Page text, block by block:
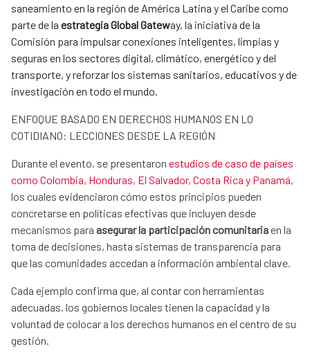
saneamiento en la región de América Latina y el Caribe como
parte de la estrategia Global Gateway, la iniciativa de la
Comisión para impulsar conexiones inteligentes, limpias y
seguras en los sectores digital, climático, energético y del
transporte, y reforzar los sistemas sanitarios, educativos y de
investigación en todo el mundo.
ENFOQUE BASADO EN DERECHOS HUMANOS EN LO
COTIDIANO: LECCIONES DESDE LA REGIÓN
Durante el evento, se presentaron estudios de caso de países
como Colombia, Honduras, El Salvador, Costa Rica y Panamá,
los cuales evidenciaron cómo estos principios pueden
concretarse en políticas efectivas que incluyen desde
mecanismos para asegurar la participación comunitariaen la
toma de decisiones, hasta sistemas de transparencia para
que las comunidades accedan a información ambiental clave.
Cada ejemplo confirma que, al contar con herramientas
adecuadas, los gobiernos locales tienen la capacidad y la
voluntad de colocar a los derechos humanos en el centro de su
gestión.